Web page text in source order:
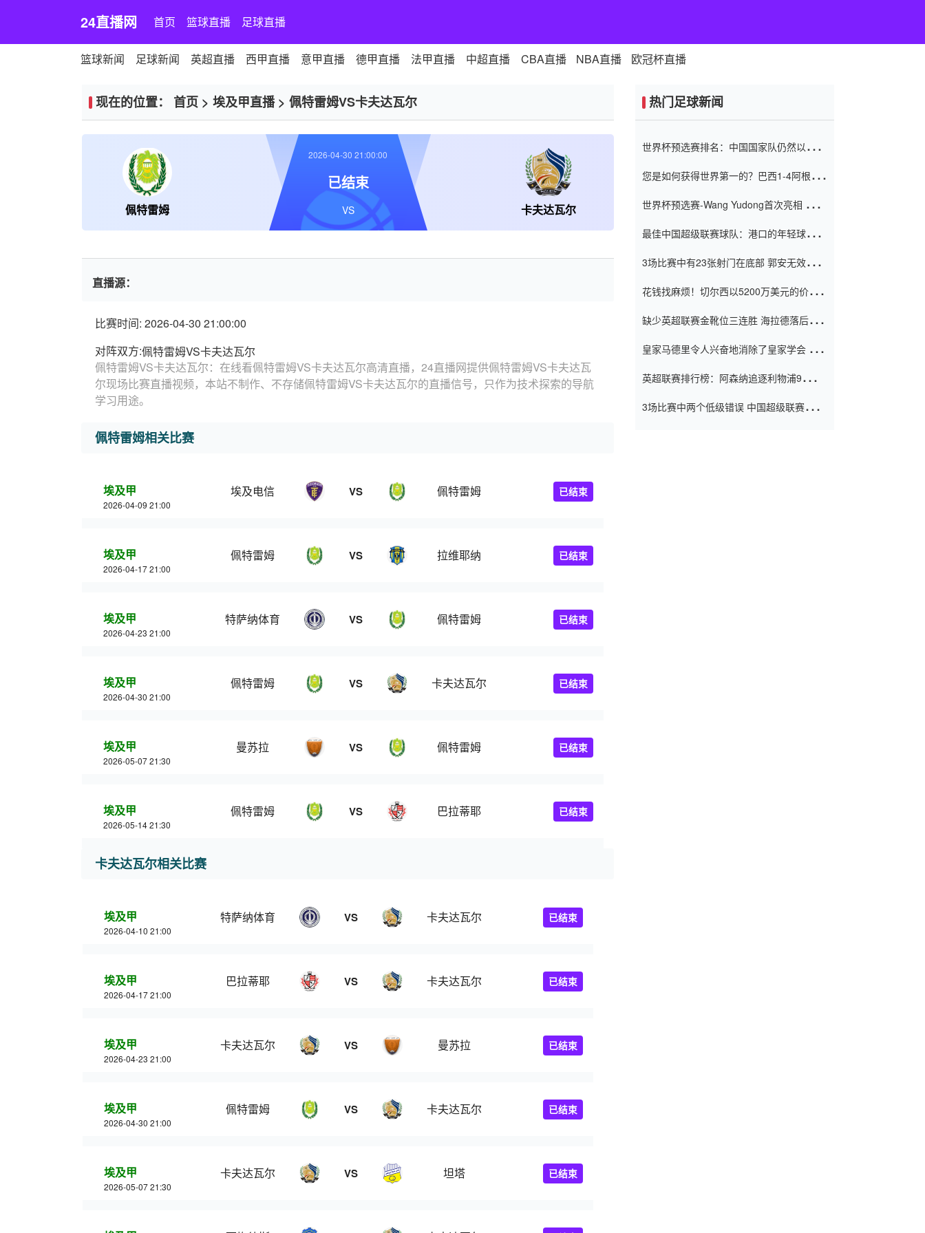
24直播网 首页 篮球直播 足球直播
篮球新闻 足球新闻 英超直播 西甲直播 意甲直播 德甲直播 法甲直播 中超直播 CBA直播 NBA直播 欧冠杯直播
现在的位置： 首页 > 埃及甲直播> 佩特雷姆VS卡夫达瓦尔
佩特雷姆 卡夫达瓦尔
2026-04-30 21:00:00
已结束
VS
直播源：
比赛时间: 2026-04-30 21:00:00
对阵双方:佩特雷姆VS卡夫达瓦尔
佩特雷姆VS卡夫达瓦尔：在线看佩特雷姆VS卡夫达瓦尔高清直播，24直播网提供佩特雷姆VS卡夫达瓦
尔现场比赛直播视频，本站不制作、不存储佩特雷姆VS卡夫达瓦尔的直播信号，只作为技术探索的导航
学习用途。
佩特雷姆相关比赛
埃及甲
2026-04-09 21:00
埃及电信 VS 佩特雷姆 已结束
埃及甲
2026-04-17 21:00
佩特雷姆 VS 拉维耶纳 已结束
埃及甲
2026-04-23 21:00
特萨纳体育 VS 佩特雷姆 已结束
埃及甲
2026-04-30 21:00
佩特雷姆 VS 卡夫达瓦尔 已结束
埃及甲
2026-05-07 21:30
曼苏拉 VS 佩特雷姆 已结束
埃及甲
2026-05-14 21:30
佩特雷姆 VS 巴拉蒂耶 已结束
卡夫达瓦尔相关比赛
埃及甲
2026-04-10 21:00
特萨纳体育 VS 卡夫达瓦尔 已结束
埃及甲
2026-04-17 21:00
巴拉蒂耶 VS 卡夫达瓦尔 已结束
埃及甲
2026-04-23 21:00
卡夫达瓦尔 VS 曼苏拉 已结束
埃及甲
2026-04-30 21:00
佩特雷姆 VS 卡夫达瓦尔 已结束
埃及甲
2026-05-07 21:30
卡夫达瓦尔 VS 坦塔 已结束
热门足球新闻
世界杯预选赛排名：中国国家队仍然以6分
您是如何获得世界第一的？巴西1-4阿根
世界杯预选赛-Wang Yudong首次亮相 中国
最佳中国超级联赛球队：港口的年轻球员在
（Taishan）
3场比赛中有23张射门在底部 郭安无效传球
花钱找麻烦！切尔西以5200万美元的价格
窗口
缺少英超联赛金靴位三连胜 海拉德落后6球
皇家马德里令人兴奋地消除了皇家学会 安
英超联赛排行榜：阿森纳追逐利物浦9分 曼
3场比赛中两个低级错误 中国超级联赛的前